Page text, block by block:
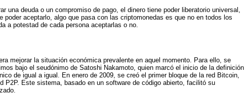
una deuda o un compromiso de pago, el dinero tiene poder liberatorio universal,
poder aceptarlo, algo que pasa con las criptomonedas es que no en todos los
a potestad de cada persona aceptarlas o no.
mejorar la situación económica prevalente en aquel momento. Para ello, se
bajo el seudónimo de Satoshi Nakamoto, quien marcó el inicio de la definición
de igual a igual. En enero de 2009, se creó el primer bloque de la red Bitcoin,
P2P. Este sistema, basado en un software de código abierto, facilitó su